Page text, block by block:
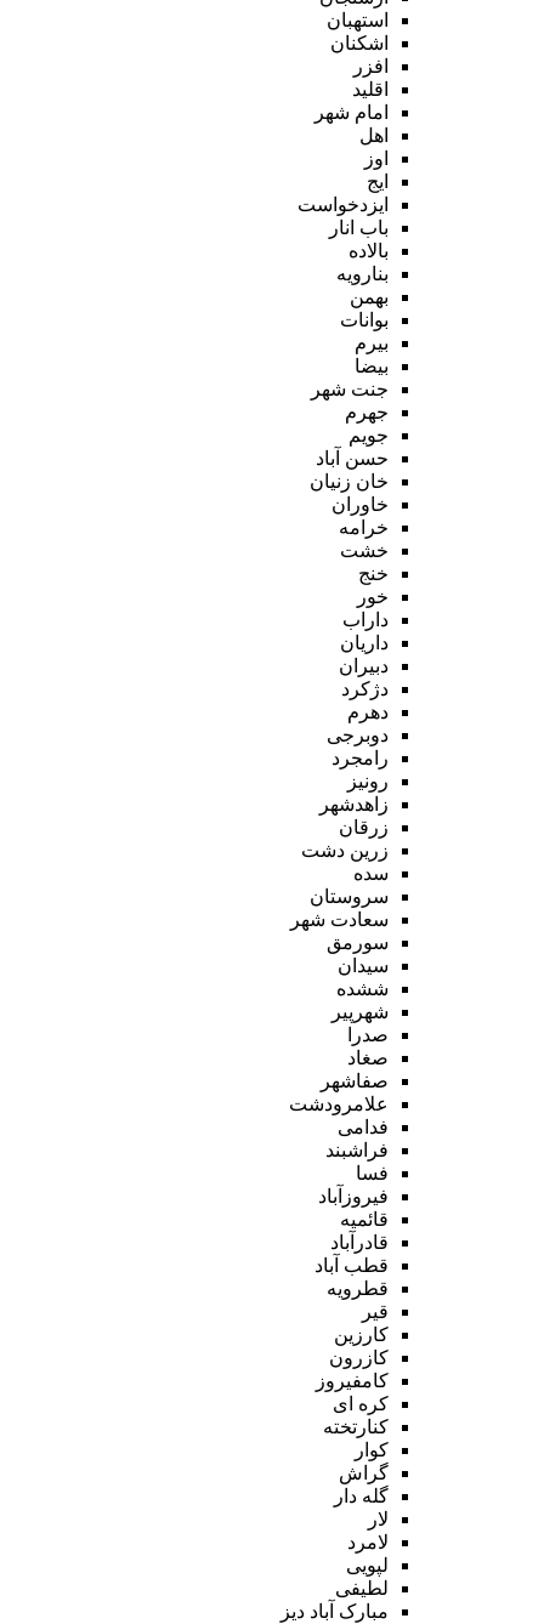
استهبان
اشکنان
افزر
اقلید
امام شهر
اهل
اوز
ایج
ایزدخواست
باب انار
بالاده
بنارویه
بهمن
بوانات
بیرم
بیضا
جنت شهر
جهرم
جویم
حسن آباد
خان زنیان
خاوران
خرامه
خشت
خنج
خور
داراب
داریان
دبیران
دژکرد
دهرم
دوبرجی
رامجرد
رونیز
زاهدشهر
زرقان
زرین دشت
سده
سروستان
سعادت شهر
سورمق
سیدان
ششده
شهرپیر
صدرا
صغاد
صفاشهر
علامرودشت
فدامی
فراشبند
فسا
فیروزآباد
قائمیه
قادرآباد
قطب آباد
قطرویه
قیر
کارزین
کازرون
کامفیروز
کره ای
کنارتخته
کوار
گراش
گله دار
لار
لامرد
لپویی
لطیفی
مبارک آباد دیز